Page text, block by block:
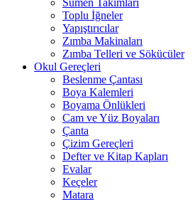
Sümen Takımları
Toplu İğneler
Yapıştırıcılar
Zımba Makinaları
Zımba Telleri ve Sökücüler
Okul Gereçleri
Beslenme Çantası
Boya Kalemleri
Boyama Önlükleri
Cam ve Yüz Boyaları
Çanta
Çizim Gereçleri
Defter ve Kitap Kapları
Evalar
Keçeler
Matara